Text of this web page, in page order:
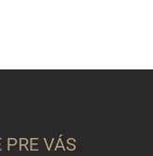
PRE VÁS